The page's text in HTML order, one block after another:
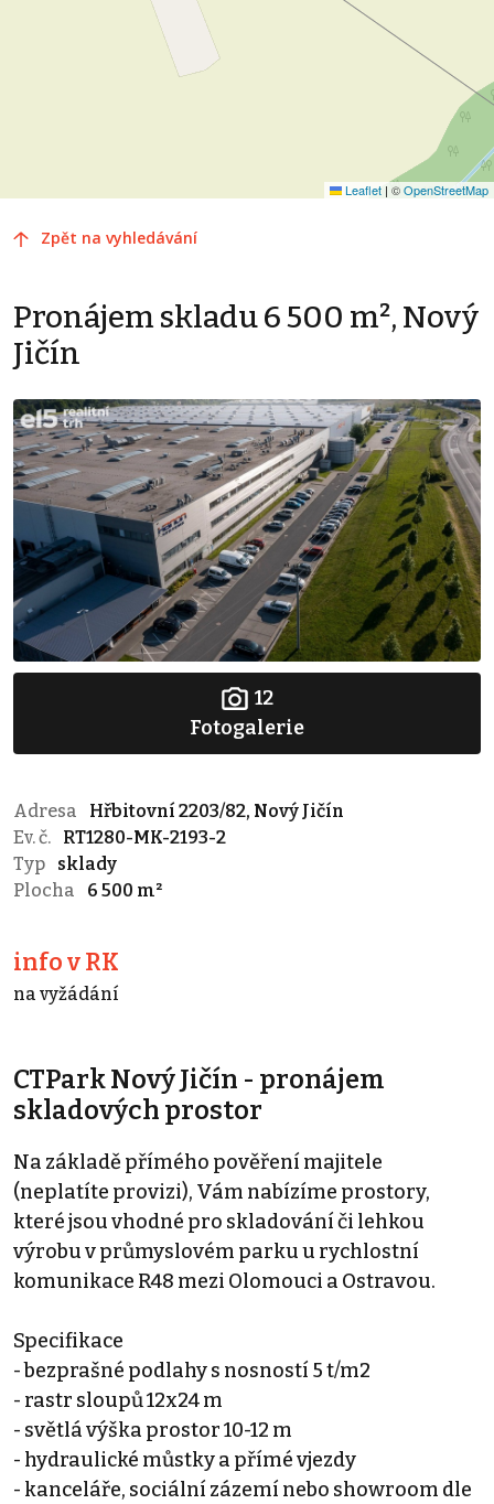
Leaflet | ©OpenStreetMap
Zpět na vyhledávání
Pronájem skladu 6 500 m², Nový
Jičín
12
Fotogalerie
Adresa
Hřbitovní 2203/82, Nový Jičín
Ev. č.
RT1280-MK-2193-2
Typ
sklady
Plocha
6 500 m²
info v RK
na vyžádání
CTPark Nový Jičín - pronájem
skladových prostor
Na základě přímého pověření majitele
(neplatíte provizi), Vám nabízíme prostory,
které jsou vhodné pro skladování či lehkou
výrobu v průmyslovém parku u rychlostní
komunikace R48 mezi Olomouci a Ostravou.
Specifikace
- bezprašné podlahy s nosností 5 t/m2
- rastr sloupů 12x24 m
- světlá výška prostor 10-12 m
- hydraulické můstky a přímé vjezdy
- kanceláře, sociální zázemí nebo showroom dle